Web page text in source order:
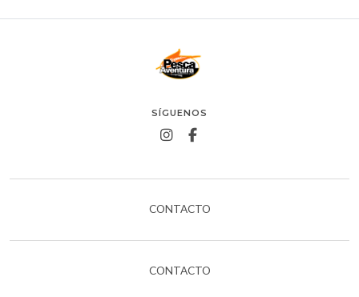
SÍGUENOS
CONTACTO
CONTACTO